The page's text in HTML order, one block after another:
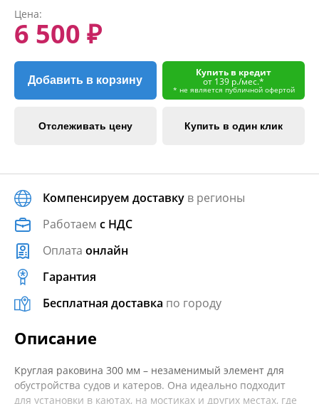
Цена:
6 500 ₽
Добавить в корзину
Купить в кредит
от 139 р./мес.*
* не является публичной офертой
Отслеживать цену Купить в один клик
Компенсируем доставку в регионы
Работаем с НДС
Оплата онлайн
Гарантия
Бесплатная доставка по городу
Описание
Круглая раковина 300 мм – незаменимый элемент для
обустройства судов и катеров. Она идеально подходит
для установки в каютах, на мостиках и других местах, где